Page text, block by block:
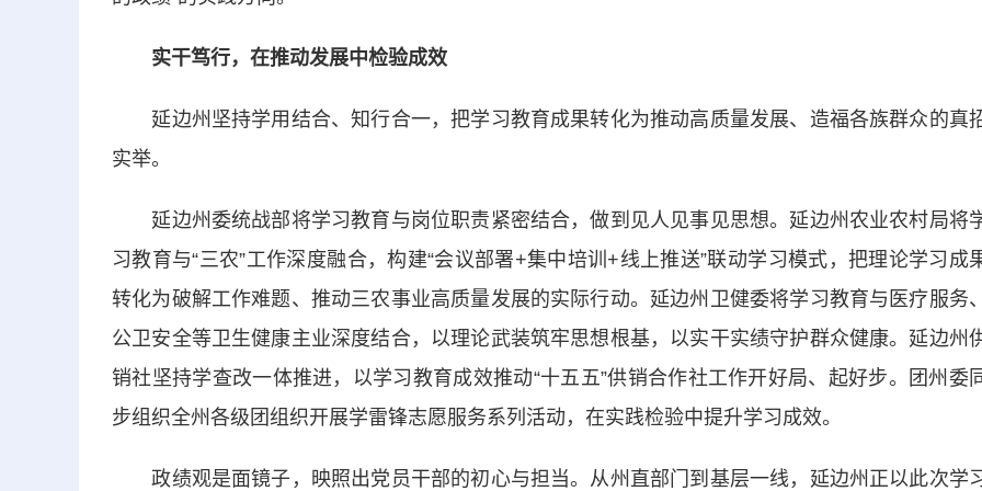
实干笃行，在推动发展中检验成效
延边州坚持学用结合、知行合一，把学习教育成果转化为推动高质量发展、造福各族群众的真
实举。
延边州委统战部将学习教育与岗位职责紧密结合，做到见人见事见思想。延边州农业农村局将
习教育与“三农”工作深度融合，构建“会议部署+集中培训+线上推送”联动学习模式，把理论学习成
转化为破解工作难题、推动三农事业高质量发展的实际行动。延边州卫健委将学习教育与医疗服务、
公卫安全等卫生健康主业深度结合，以理论武装筑牢思想根基，以实干实绩守护群众健康。延边州
销社坚持学查改一体推进，以学习教育成效推动“十五五”供销合作社工作开好局、起好步。团州委
步组织全州各级团组织开展学雷锋志愿服务系列活动，在实践检验中提升学习成效。
政绩观是面镜子，映照出党员干部的初心与担当。从州直部门到基层一线，延边州正以此次学